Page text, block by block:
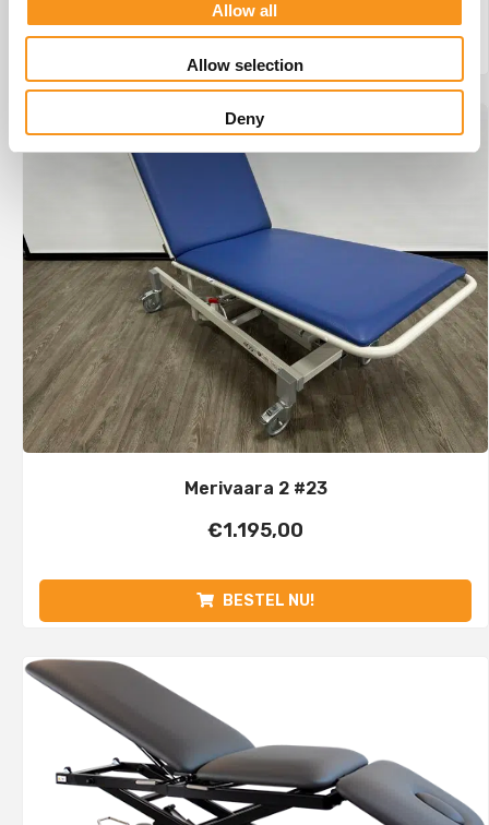
Allow all
Allow selection
Deny
Merivaara 2 #23
€1.195,00
BESTEL NU!